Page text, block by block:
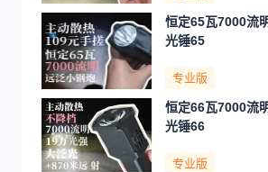
恒定65瓦7000流
光锤65
专业版
恒定66瓦7000流
光锤66
专业版